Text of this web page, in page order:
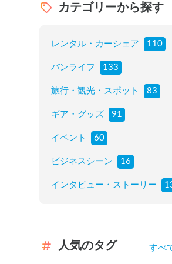
カテゴリーから探す
レンタル・カーシェア 110
バンライフ 133
旅行・観光・スポット 83
ギア・グッズ 91
イベント 60
ビジネスシーン 16
インタビュー・ストーリー
人気のタグ すべ